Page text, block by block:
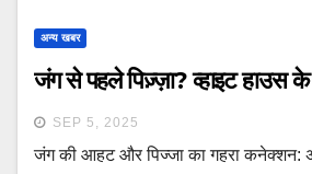
अन्य खबर
जंग से पहले पिज़्ज़ा? व्हाइट हाउस
SEP 5, 2025
जंग की आहट और पिज्जा का गहरा कनेक्शन: